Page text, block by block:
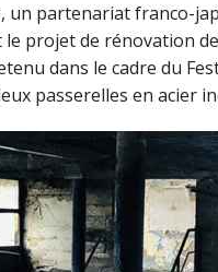
un partenariat franco-
projet de rénovation
dans le cadre du
passerelles en acier